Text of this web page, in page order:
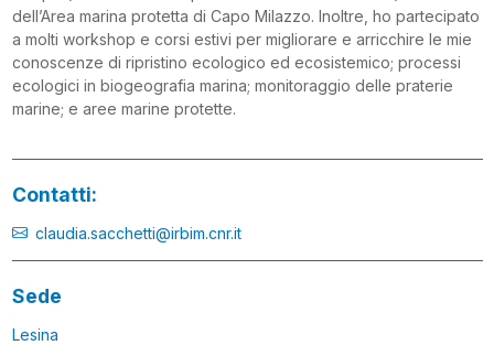
dell’Area marina protetta di Capo Milazzo. Inoltre, ho partecipato
a molti workshop e corsi estivi per migliorare e arricchire le mie
conoscenze di ripristino ecologico ed ecosistemico; processi
ecologici in biogeografia marina; monitoraggio delle praterie
marine; e aree marine protette.
Contatti:
claudia.sacchetti@irbim.cnr.it
Sede
Lesina